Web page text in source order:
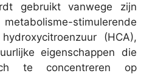
gebruikt vanwege zijn
stimulerende
(HCA),
eigenschappen die
te concentreren op